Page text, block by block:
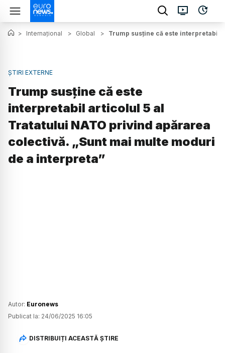
> Internațional > Global > Trump susține că este interpretabil
ȘTIRI EXTERNE
Trump susține că este
interpretabil articolul 5 al
Tratatului NATO privind apărarea
colectivă. „Sunt mai multe moduri
de a interpreta”
Autor: Euronews
Publicat la: 24/06/2025 16:05
DISTRIBUIȚI ACEASTĂ ȘTIRE